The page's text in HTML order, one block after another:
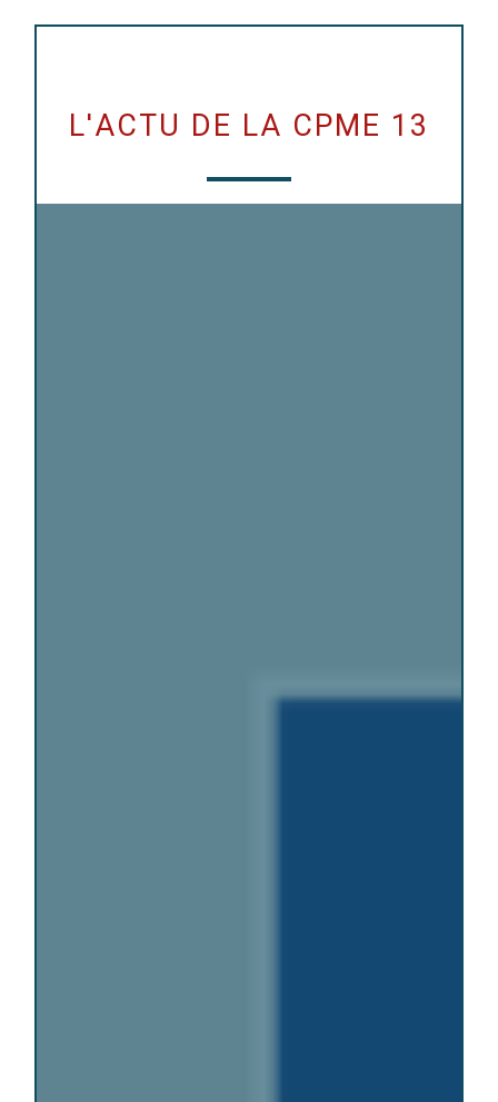
L'ACTU DE LA CPME 1 3